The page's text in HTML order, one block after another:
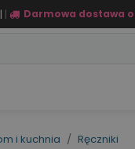
| | Darmowa dostawa
OFERTA
i kuchnia
Ręczniki